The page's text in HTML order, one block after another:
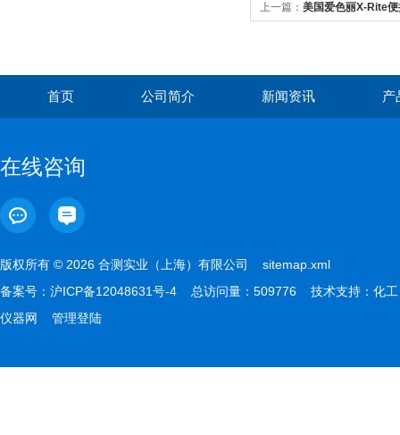
上一篇： 美国爱色丽X-Rite
首页 公司简介 新闻资讯 产
在线咨询
版权所有 © 2026 合测实业（上海）有限公司 sitemap.xml
备案号： 沪ICP备12048631号-4 总访问量：509776 技术支持： 化工
仪器网
管理登陆